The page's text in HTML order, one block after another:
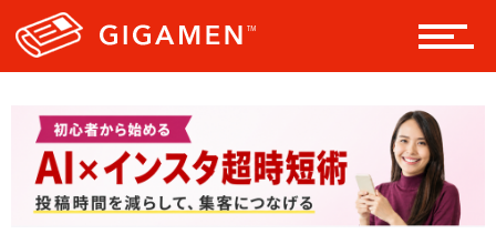
レジャー